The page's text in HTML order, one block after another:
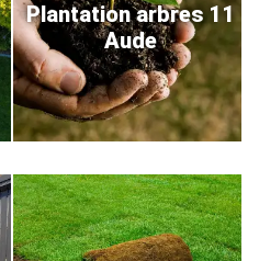
Plantation arbres 11
Aude